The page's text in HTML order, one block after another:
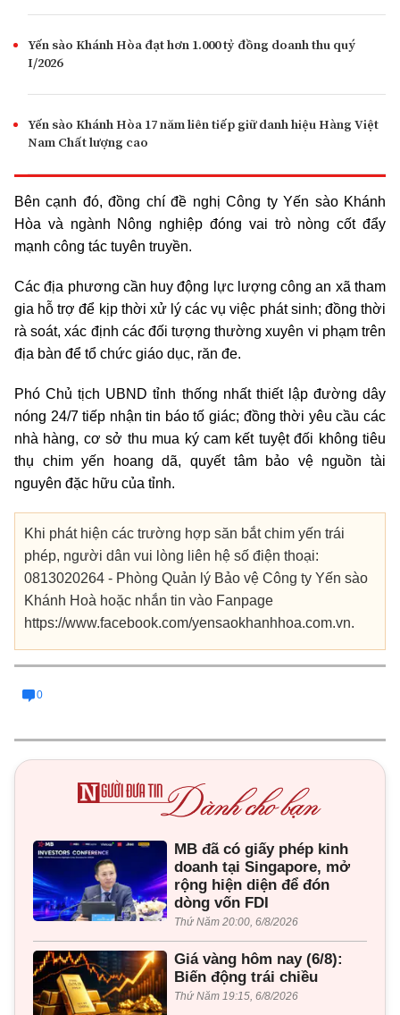
Yến sào Khánh Hòa đạt hơn 1.000 tỷ đồng doanh thu quý
I/2026
Yến sào Khánh Hòa 17 năm liên tiếp giữ danh hiệu Hàng Việt
Nam Chất lượng cao
Bên cạnh đó, đồng chí đề nghị Công ty Yến sào Khánh
Hòa và ngành Nông nghiệp đóng vai trò nòng cốt đẩy
mạnh công tác tuyên truyền.
Các địa phương cần huy động lực lượng công an xã tham
gia hỗ trợ để kịp thời xử lý các vụ việc phát sinh; đồng thời
rà soát, xác định các đối tượng thường xuyên vi phạm trên
địa bàn để tổ chức giáo dục, răn đe.
Phó Chủ tịch UBND tỉnh thống nhất thiết lập đường dây
nóng 24/7 tiếp nhận tin báo tố giác; đồng thời yêu cầu các
nhà hàng, cơ sở thu mua ký cam kết tuyệt đối không tiêu
thụ chim yến hoang dã, quyết tâm bảo vệ nguồn tài
nguyên đặc hữu của tỉnh.
Khi phát hiện các trường hợp săn bắt chim yến trái
phép, người dân vui lòng liên hệ số điện thoại:
0813020264 - Phòng Quản lý Bảo vệ Công ty Yến sào
Khánh Hoà hoặc nhắn tin vào Fanpage
https://www.facebook.com/yensaokhanhhoa.com.vn.
0
MB đã có giấy phép kinh
doanh tại Singapore, mở
rộng hiện diện để đón
dòng vốn FDI
Thứ Năm 20:00, 6/8/2026
Giá vàng hôm nay (6/8):
Biến động trái chiều
Thứ Năm 19:15, 6/8/2026